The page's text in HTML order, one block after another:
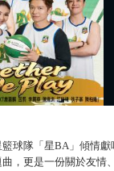
球隊「星BA」傾情
，更是一份關於友情